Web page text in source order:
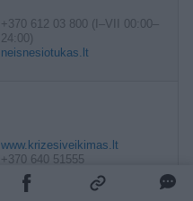
+370 612 03 800 (I–VII 00:00–
24:00)
neisnesiotukas.lt
www.krizesiveikimas.lt
+370 640 51555
Antakalnio g. 97–47, Vilnius (I–
V 16.00– 20.00 val., VI 12.00–